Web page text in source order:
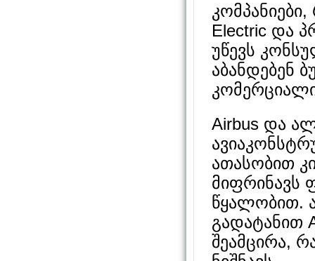
Electric და
უწევს
აბანდებენ
Airbus და
ათასობით
მიფრინავს
წყალობით.
გადატანით
შეამცირა,